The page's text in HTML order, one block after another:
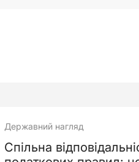
Державний нагляд
Спільна